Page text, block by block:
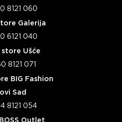
8121 060
Galerija
6121 040
store Ušće
8121 071
BIG Fashion
Sad
8121 054
Outlet